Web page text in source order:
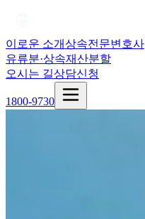
이로운 소개상속전문변호사
유류분·상속재산분할
오시는 길상담신청
1800-9730